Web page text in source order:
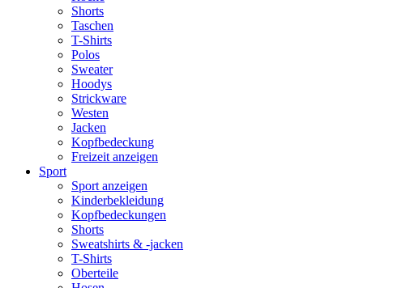
Shorts
Taschen
T-Shirts
Polos
Sweater
Hoodys
Strickware
Westen
Jacken
Kopfbedeckung
Freizeit anzeigen
Sport
Sport anzeigen
Kinderbekleidung
Kopfbedeckungen
Shorts
Sweatshirts & -jacken
T-Shirts
Oberteile